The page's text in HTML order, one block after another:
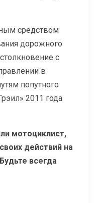
средством
дорожного
с
в
попутного
2011 года
мотоциклист,
действий на
всегда